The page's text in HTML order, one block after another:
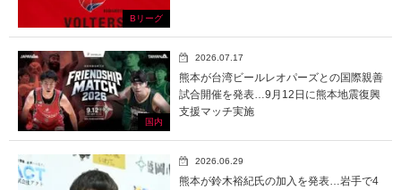
Bリーグ
国内
2026.07.17
熊本が台湾ビールレオパーズとの国際親善
試合開催を発表…9月12日に熊本地震復興
支援マッチ実施
2026.06.29
熊本が鈴木裕紀氏の加入を発表…岩手で4